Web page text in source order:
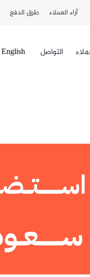
آراء العملاء طرق الدفع
التواصل English